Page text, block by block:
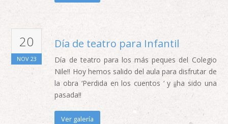
20
NOV 23
Día de teatro para Infantil
Día de teatro para los más peques del Colegio
Nile!! Hoy hemos salido del aula para disfrutar de
la obra ‘Perdida en los cuentos ‘ y ¡¡ha sido una
pasada!!
Ver galería